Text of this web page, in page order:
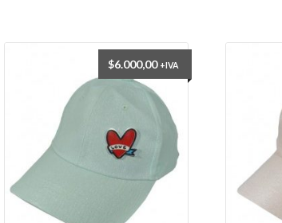
$6.000,00 +IVA